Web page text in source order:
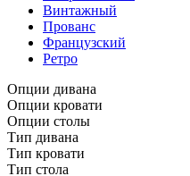
Винтажный
Прованс
Французский
Ретро
Опции дивана
Опции кровати
Опции столы
Тип дивана
Тип кровати
Тип стола